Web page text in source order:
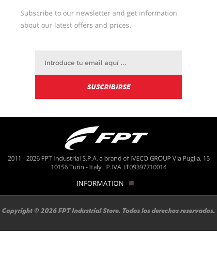
Subscribe to our newsletter and get information
about our latest offers and prices.
2011 - 2026 FPT Industrial S.P.A. a brand of IVECO GROUP Via Puglia, 15
10156 Turin - Italy . P.IVA. IT09397710014
INFORMATION
Copyright ® 2026 FPT Industrial Store. Todos los derechos reservados.